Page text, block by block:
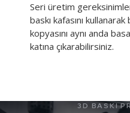
Seri üretim
baskı kafasını
kopyasını aynı anda
katına çıkarabilirsiniz.
3D BASKI